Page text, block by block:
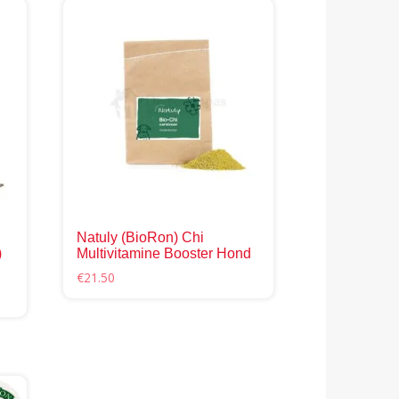
Natuly (BioRon) Chi
Multivitamine Booster Hond
€21.50